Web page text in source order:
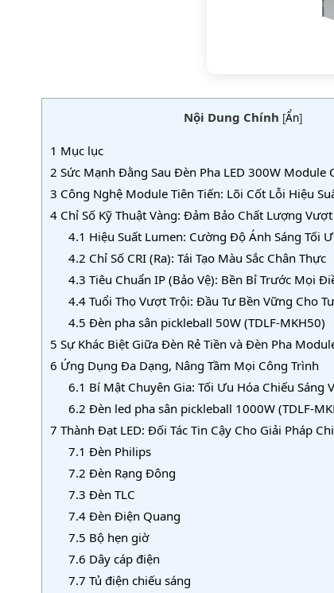
Nội Dung Chính [Ẩn]
1 Mục lục
2 Sức Mạnh Đằng Sau Đèn Pha LED 300W Module
3 Công Nghệ Module Tiên Tiến: Lõi Cốt Lỗi Hiệu
4 Chỉ Số Kỹ Thuật Vàng: Đảm Bảo Chất Lượng
4.1 Hiệu Suất Lumen: Cường Độ Ánh Sáng Tối
4.2 Chỉ Số CRI (Ra): Tái Tạo Màu Sắc Chân Thực
4.3 Tiêu Chuẩn IP (Bảo Vệ): Bền Bỉ Trước Mọi
4.4Tuổi Thọ Vượt Trội: Đầu Tư Bền Vững Cho
4.5 Đèn pha sân pickleball 50W (TDLF-MKH50)
5 Sự Khác Biệt Giữa Đèn Rẻ Tiền và Đèn Pha
6 Ứng Dụng Đa Dạng, Nâng Tầm Mọi Công Trình
6.1 Bí Mật Chuyên Gia: Tối Ưu Hóa Chiếu Sáng
6.2 Đèn led pha sân pickleball 1000W (TDLF-
7 Thành Đạt LED: Đối Tác Tin Cậy Cho Giải Pháp
7.1 Đèn Philips
7.2 Đèn Rạng Đông
7.3 Đèn TLC
7.4Đèn Điện Quang
7.5 Bộ hẹn giờ
7.6 Dây cáp điện
7.7 Tủ điện chiếu sáng